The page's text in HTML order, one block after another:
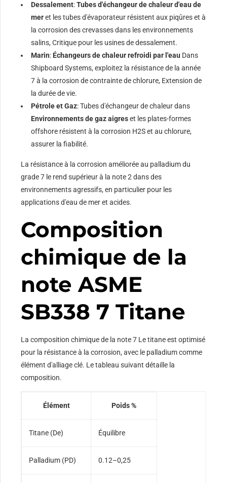
Dessalement:Tubes d'échangeur de chaleur d'eau de
meret les tubes d'évaporateur résistent aux piqûres et à
la corrosion des crevasses dans les environnements
salins, Critique pour les usines de dessalement.
Marin: Échangeurs de chaleur refroidi par l'eau Dans
Shipboard Systems, exploitez la résistance de la année
7 à la corrosion de contrainte de chlorure, Extension de
la durée de vie.
Pétrole et Gaz: Tubes d'échangeur de chaleur dans
Environnements de gaz aigreset les plates-formes
offshore résistent à la corrosion H2S et au chlorure,
assurer la fiabilité.
La résistance à la corrosion améliorée au palladium du
grade 7 le rend supérieur à la note 2 dans des
environnements agressifs, en particulier pour les
applications d'eau de mer et acides.
Composition
chimique de la
note ASME
SB338 7 Titane
La composition chimique de la note 7 Le titane est optimisé
pour la résistance à la corrosion, avec le palladium comme
élément d'alliage clé. Le tableau suivant détaille la
composition.
Élément Poids %
Titane (De) Équilibre
Palladium (PD) 0.12–0,25